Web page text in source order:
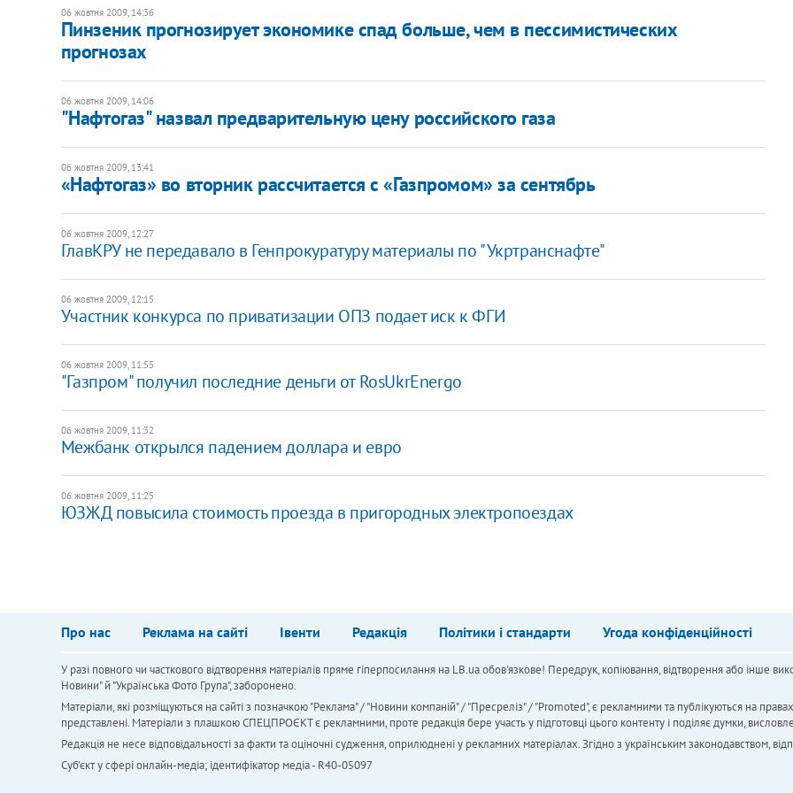
06 жовтня 2009, 14:36
Пинзеник прогнозирует экономике спад больше, чем в пессимистических
прогнозах
06 жовтня 2009, 14:06
"Нафтогаз" назвал предварительную цену российского газа
06 жовтня 2009, 13:41
«Нафтогаз» во вторник рассчитается с «Газпромом» за сентябрь
06 жовтня 2009, 12:27
ГлавКРУ не передавало в Генпрокуратуру материалы по "Укртранснафте"
06 жовтня 2009, 12:15
Участник конкурса по приватизации ОПЗ подает иск к ФГИ
06 жовтня 2009, 11:55
"Газпром" получил последние деньги от RosUkrEnergo
06 жовтня 2009, 11:32
Межбанк открылся падением доллара и евро
06 жовтня 2009, 11:25
ЮЗЖД повысила стоимость проезда в пригородных электропоездах
Про нас Реклама на сайті Івенти Редакція Політики і стандарти Угода конфіденційності
У разі повного чи часткового відтворення матеріалів пряме гіперпосилання на LB.ua обов'язкове! Передрук, копіювання, відтворення або інше
Новини" й "Українська Фото Група", заборонено.
Матеріали, які розміщуються на сайті з позначкою "Реклама" / "Новини компаній" / "Пресреліз" / "Promoted", є рекламними та публікуються на
представлені. Матеріали з плашкою СПЕЦПРОЄКТ є рекламними, проте редакція бере участь у підготовці цього контенту і поділяє думки,
Редакція не несе відповідальності за факти та оціночні судження, оприлюднені у рекламних матеріалах. Згідно з українським законодавством,
Cуб'єкт у сфері онлайн-медіа; ідентифікатор медіа - R40-05097